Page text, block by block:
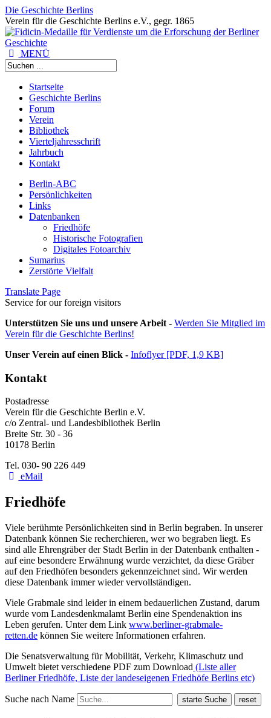
Die Geschichte Berlins
Verein für die Geschichte Berlins e.V., gegr. 1865
MENÜ
Startseite
Geschichte Berlins
Forum
Verein
Bibliothek
Vierteljahresschrift
Jahrbuch
Kontakt
Berlin-ABC
Persönlichkeiten
Links
Datenbanken
Friedhöfe
Historische Fotografien
Digitales Fotoarchiv
Sumarius
Zerstörte Vielfalt
Translate Page
Service for our foreign visitors
Unterstützen Sie uns und unsere Arbeit - Werden Sie Mitglied im
Verein für die Geschichte Berlins!
Unser Verein auf einen Blick - Infoflyer [PDF, 1,9 KB]
Kontakt
Postadresse
Verein für die Geschichte Berlin e.V.
c/o Zentral- und Landesbibliothek Berlin
Breite Str. 30 - 36
10178 Berlin
Tel. 030- 90 226 449
eMail
Friedhöfe
Viele berühmte Persönlichkeiten sind in Berlin begraben. In unserer
Datenbank können Sie recherchieren, wer wo begraben liegt. Es
sind alle Ehrengräber der Stadt Berlin in der Datenbank enthalten -
auf eine besondere Erwähnung wurde verzichtet, da diese Gräber
auf den Friedhöfen besonders gekennzeichnet sind. Wir werden
diese Datenbank immer wieder vervollständigen.
Viele Grabmale sind leider in einem bedauerlichen Zustand, darum
wurde vom Landesdenkmalamt Berlin eine Spendenaktion ins
Leben gerufen. Unter dem Link www.berliner-grabmale-
retten.de können Sie weitere Informationen erfahren.
Die Senatsverwaltung für Mobilität, Verkehr, Klimaschutz und
Umwelt bietet verschiedene PDF zum Download (Liste aller
Berliner Friedhöfe, Liste der landeseigenen Friedhöfe Berlins etc)
Suche nach Name